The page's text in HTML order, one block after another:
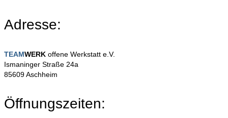
Adresse:
TEAMWERK offene Werkstatt e.V.
Ismaninger Straße 24a
85609 Aschheim
Öffnungszeiten: